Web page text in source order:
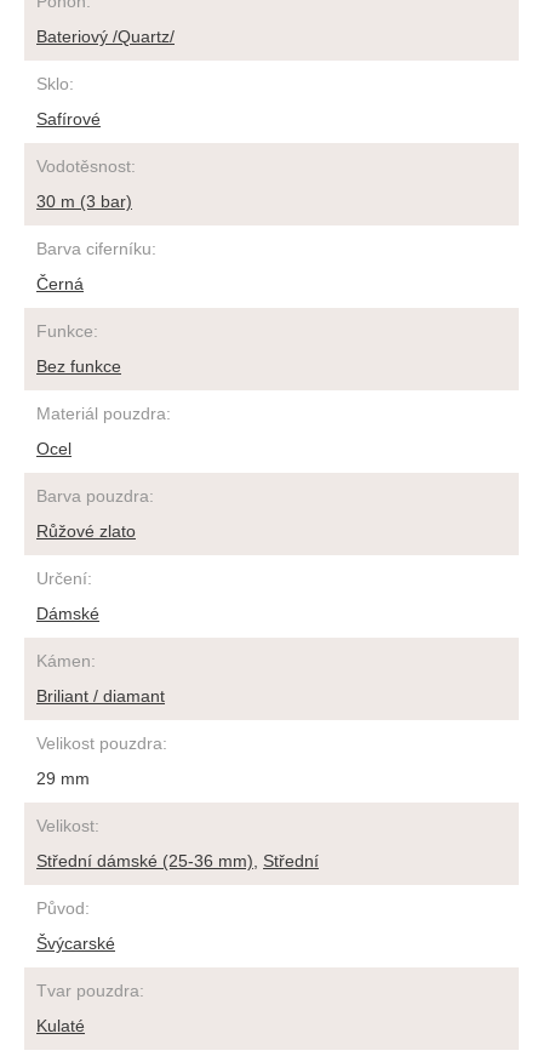
Bateriový /Quartz/
Sklo:
Safírové
Vodotěsnost:
30 m (3 bar)
Barva ciferníku:
Černá
Funkce:
Bez funkce
Materiál pouzdra:
Ocel
Barva pouzdra:
Růžové zlato
Určení:
Dámské
Kámen:
Briliant / diamant
Velikost pouzdra:
29 mm
Velikost:
Střední dámské (25-36 mm)
Střední
Původ:
Švýcarské
Tvar pouzdra:
Kulaté